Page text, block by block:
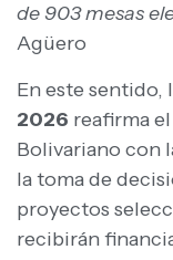
de 903 mesas
Agüero
En este sentido,
2026 reafirma
Bolivariano con
la toma de
proyectos
recibirán